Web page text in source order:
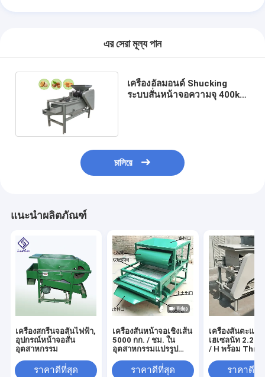
এর সেরা মূল্য পান
เครื่องอัลมอนด์ Shucking
ระบบสั่นหน้าจอความจุ 400kg
চালিয়ে
แนะนำผลิตภัณฑ์
เครื่องสกรีนจอสั่นไฟฟ้า,
อุปกรณ์หน้าจอสั่น
อุตสาหกรรม
ราคาดีที่สุด
เครื่องสั่นหน้าจอเชิงเส้น
5000 กก. / ชม. ใน
อุตสาหกรรมแปรรูป
ราคาดีที่สุด
เครื่องสั่นตะแกร
เฮเซลนัท
/ H พร้อม
ราคาดีที่